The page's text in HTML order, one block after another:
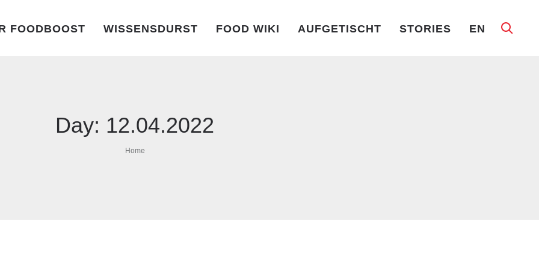
FOODBOOST WISSENSDURST FOOD WIKI AUFGETISCHT STORIES EN
Day: 12.04.2022
Home